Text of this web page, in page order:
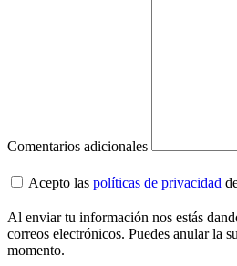
Comentarios adicionales
Acepto las políticas de privacidad
Al enviar tu información nos estás
correos electrónicos. Puedes anular la
momento.